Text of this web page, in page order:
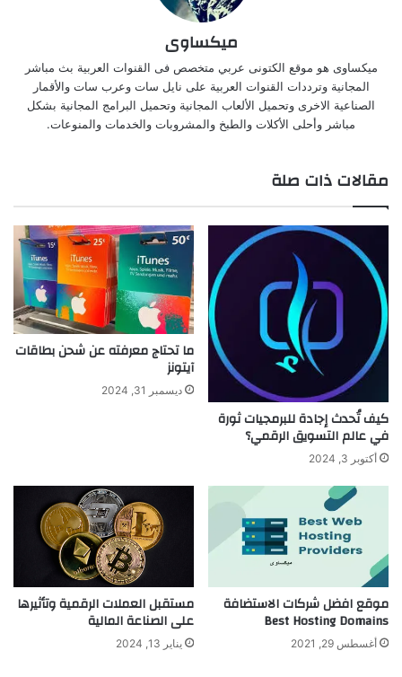
ميكساوى
ميكساوى هو موقع الكتونى عربي متخصص فى القنوات العربية بث مباشر
المجانية وترددات القنوات العربية على نايل سات وعرب سات والأقمار
الصناعية الاخرى وتحميل الألعاب المجانية وتحميل البرامج المجانية بشكل
مباشر وأحلى الأكلات والطبخ والمشروبات والخدمات والمنوعات.
مقالات ذات صلة
كيف تُحدث إجادة للبرمجيات ثورة
في عالم التسويق الرقمي؟
أكتوبر 3, 2024
ما تحتاج معرفته عن شحن بطاقات
آيتونز
ديسمبر 31, 2024
موقع افضل شركات الاستضافة
Best Hosting Domains
أغسطس 29, 2021
مستقبل العملات الرقمية وتأثيرها
على الصناعة المالية
يناير 13, 2024